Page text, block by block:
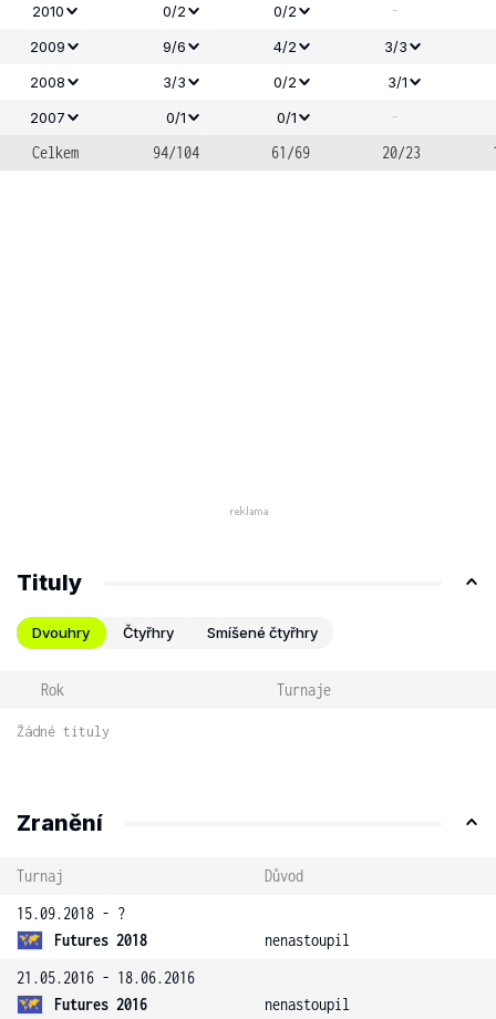
2010
0/2 0/2 -
2009 9/6 4/2
3/3
2008
3/3 0/2
3/1
2007
0/1 0/1
-
Celkem
94/104 61/69 20/23
Tituly
Dvouhry Čtyřhry Smíšené čtyřhry
Rok Turnaje
Žádné tituly
Zranění
Turnaj
Důvod
15.09.2018 - ?
Futures 2018
nenastoupil
21.05.2016 - 18.06.2016
Futures 2016
nenastoupil